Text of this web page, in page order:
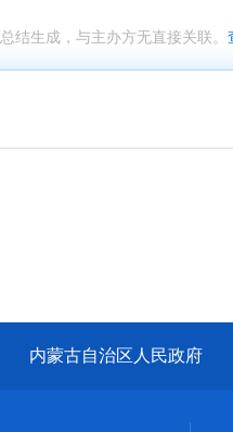
结生成，与主办方无直接关联。
内蒙古自治区人民政府